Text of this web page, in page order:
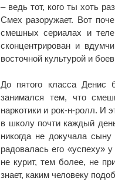
– ведь тот, кого ты хоть
Смех разоружает. Вот
смешных сериалах и
сконцентрирован и
восточной культурой и
До пятого класса Денис
занимался тем, что
наркотики и рок-н-ролл. И
в школу почти каждый
никогда не докучала
радовалась его «успеху»
не курит, тем более, не
знает, каким человеку